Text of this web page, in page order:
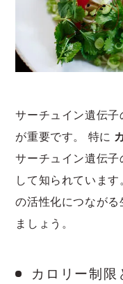
サーチュイン遺伝子
が重要です。 特に
サーチュイン遺伝
して知られていま
の活性化につなが
ましょう。
カロリー制限